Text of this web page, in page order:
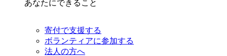
あなたにできること
寄付で支援する
ボランティアに参加する
法人の方へ